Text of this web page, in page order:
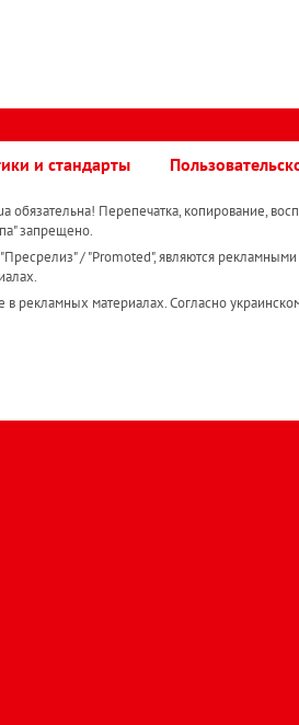
и стандарты
Перепечатка, копирование,
запрещено.
/ "Promoted", являются
материалах. Согласно